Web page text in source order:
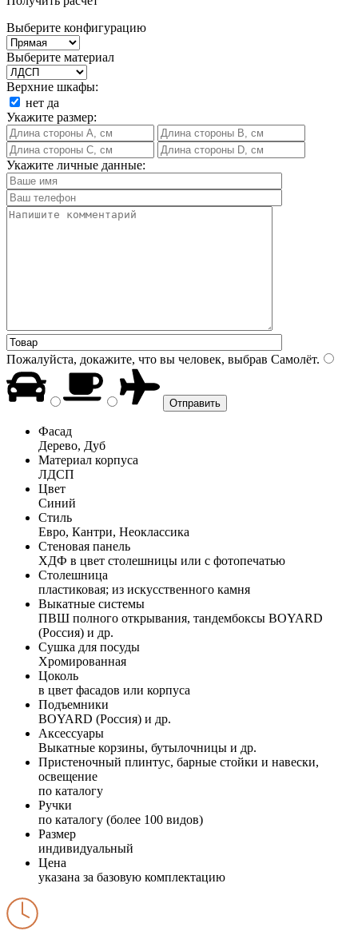
Выберите конфигурацию
Выберите материал
Верхние шкафы:
нет да
Укажите размер:
Укажите личные данные:
Пожалуйста, докажите, что вы человек, выбрав Самолёт.
Фасад
Дерево, Дуб
Материал корпуса
ЛДСП
Цвет
Синий
Стиль
Евро, Кантри, Неоклассика
Стеновая панель
ХДФ в цвет столешницы или с фотопечатью
Столешница
пластиковая; из искусственного камня
Выкатные системы
ПВШ полного открывания, тандембоксы BOYARD
(Россия) и др.
Сушка для посуды
Хромированная
Цоколь
в цвет фасадов или корпуса
Подъемники
BOYARD (Россия) и др.
Аксессуары
Выкатные корзины, бутылочницы и др.
Пристеночный плинтус, барные стойки и навески,
освещение
по каталогу
Ручки
по каталогу (более 100 видов)
Размер
индивидуальный
Цена
указана за базовую комплектацию